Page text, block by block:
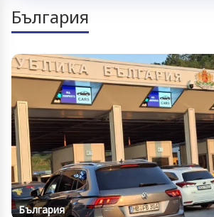
България
България